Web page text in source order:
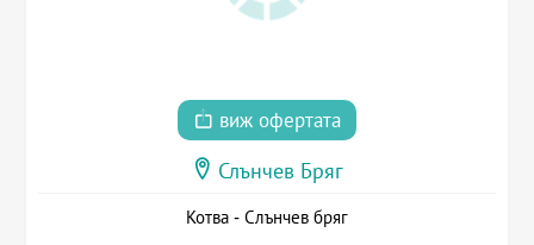
виж офертата
Слънчев Бряг
Котва - Слънчев бряг